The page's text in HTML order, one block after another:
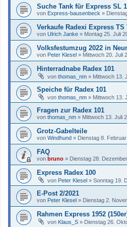
Suche Tank für Express SL
von Express-bausenbeck »
Verkaufe Radexi Express TS
von Ulrich Janke » Montag 25. Juli
Volksfestumzug 2022 in
von Peter Klesel » Mittwoch 20. Juli
Hinterradnabe Radex 101
von thomas_nm » Mittwoch 13.
Speiche für Radex 101
von thomas_nm » Mittwoch 13.
Fragen zur Radex 101
von thomas_nm » Mittwoch 13. Juli
Grotz-Gabelteile
von Windhund » Dienstag 8.
FAQ
von bruno » Dienstag 28.
Express Radex 100
von Peter Klesel » Sonntag 19.
E-Post 2/2021
von Peter Klesel » Dienstag 2.
Rahmen Express 1952
von Klaus_S » Dienstag 26.